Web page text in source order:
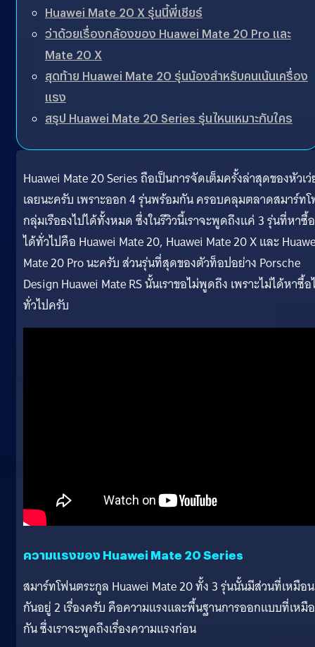
Huawei Mate 20 X รุ่นนี้พี่เชียร์
ว่าด้วยเรื่องกล้องของ Huawei Mate 20 Pro และ
Mate 20 X
สุดท้าย Huawei Mate 20 รุ่นน้องสำหรับคนเน้นเครื่อง
แรง
สรุป Huawei Mate 20 Series รุ่นไหนเหมาะกับใคร
Huawei Mate 20 Series ถือเป็นการจัดเต็มครั้งล่าสุดของหัวเ
เลยนะครับ เพราะออก 4 รุ่นพร้อมกัน ครอบคลุมตลาดสมาร์ท
กลุ่มเรือธงไปได้ทั้งหมด ซึ่งในรีวิวนี้เราจะพูดถึงแค่ 3 รุ่นที่หาซื้อ
ได้ทั่วไปคือ Huawei Mate 20, Huawei Mate 20 X และ
Mate 20 Pro นะครับ ส่วนรุ่นที่สุดของตัวท็อปอย่าง Porsche
Design Huawei Mate RS นั้นเราขอไม่พูดถึง เพราะไม่ได้หาซื้
ทั่วไปครับ
ความแรงของ Huawei Mate 20 Series
สมาร์ทโฟนตระกูล Huawei Mate 20 ทั้ง 3 รุ่นนั้นมีส่วนที่เหมือน
กันอยู่ 2 เรื่องครับ คือความแรงและพื้นฐานการออกแบบที่เหมื
กัน ซึ่งเราจะพูดถึงเรื่องความแรงก่อน